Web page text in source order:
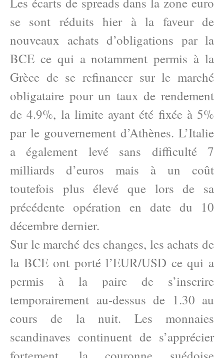
se sont réduits hier à la faveur de
nouveaux achats d’obligations par la
BCE ce qui a notamment permis à la
Grèce de se refinancer sur le marché
obligataire pour un taux de rendement
de 4.9%, la limite ayant été fixée à 5%
par le gouvernement d’Athènes. L’Italie
a également levé sans difficulté 7
milliards d’euros mais à un coût
toutefois plus élevé que lors de sa
précédente opération en date du 10
décembre dernier.
Sur le marché des changes, les achats de
la BCE ont porté l’EUR/USD ce qui a
permis à la paire de s’inscrire
temporairement au-dessus de 1.30 au
cours de la nuit. Les monnaies
scandinaves continuent de s’apprécier